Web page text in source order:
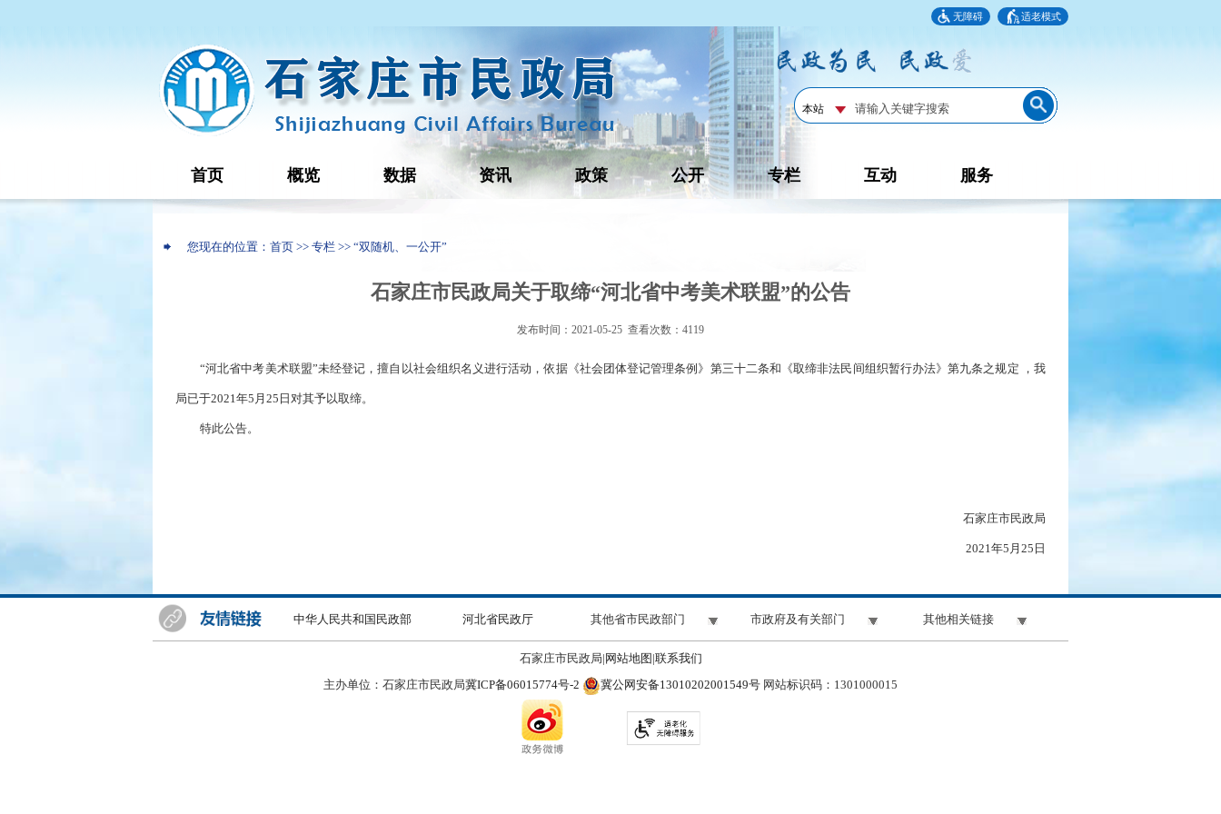
无障碍 适老模式
首页 概览 数据 资讯 政策 公开 专栏 互动 服务
您现在的位置：首页 >> 专栏 >> “双随机、一公开”
石家庄市民政局关于取缔“河北省中考美术联盟”的公告
发布时间：2021-05-25 查看次数： 4119
“河北省中考美术联盟”未经登记，擅自以社会组织名义进行活动，依据《社会团体登记管理条例》第三十二条和《取缔非法民间组织暂行办法》第九条之规定 ，我
局已于2021年5月25日对其予以取缔。
特此公告。
石家庄市民政局
2021年5月25日
中华人民共和国民政部 河北省民政厅 其他省市民政部门 市政府及有关部门 其他相关链接
石家庄市民政局| 网站地图 |联系我们
主办单位：石家庄市民政局冀ICP备06015774号-2 冀公网安备13010202001549号 网站标识码：1301000015